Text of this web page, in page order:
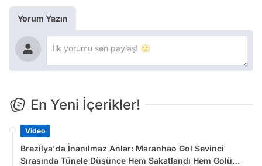
Yorum Yazın
En Yeni İçerikler!
Video
Brezilya'da İnanılmaz Anlar: Maranhao Gol Sevinci
Sırasında Tünele Düşünce Hem Sakatlandı Hem Golü